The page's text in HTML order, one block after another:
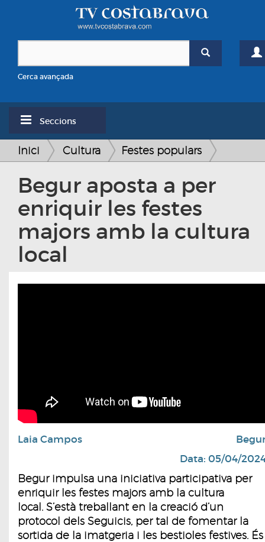
Cerca avançada
Seccions
Inici Cultura Festes populars
Begur aposta a per
enriquir les festes
majors amb la cultura
local
Laia Campos
Data: 05/04/
Begur impulsa una iniciativa participativa per
enriquir les festes majors amb la cultura
local. S’està treballant en la creació d’un
protocol dels Seguicis, per tal de fomentar la
sortida de la imatgeria i les bestioles festives. És